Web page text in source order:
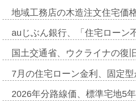
地域工務店の木造注文住宅価
auじぶん銀行、「住宅ロー
国土交通省、ウクライナの復
7月の住宅ローン金利、固定
2026年分路線価、標準宅地5